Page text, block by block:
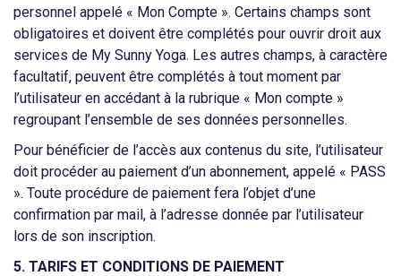
personnel appelé « Mon Compte ». Certains champs sont
obligatoires et doivent être complétés pour ouvrir droit aux
services de My Sunny Yoga. Les autres champs, à caractère
facultatif, peuvent être complétés à tout moment par
l’utilisateur en accédant à la rubrique « Mon compte »
regroupant l’ensemble de ses données personnelles.
Pour bénéficier de l’accès aux contenus du site, l’utilisateur
doit procéder au paiement d’un abonnement, appelé « PASS
». Toute procédure de paiement fera l’objet d’une
confirmation par mail, à l’adresse donnée par l’utilisateur
lors de son inscription.
5. TARIFS ET CONDITIONS DE PAIEMENT